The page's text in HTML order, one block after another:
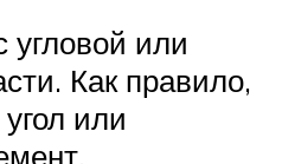
угловой или
Как правило,
или